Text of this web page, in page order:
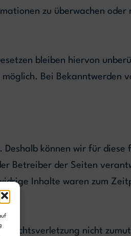
zu überwachen oder
bleiben hiervon
Bei Bekanntwerden
können wir für diese
Betreiber der Seiten
Inhalte waren zum
Rechtsverletzung nicht